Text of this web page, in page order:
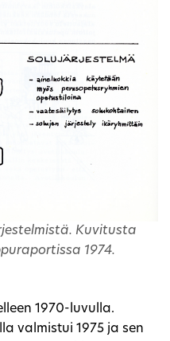
Kuvitusta
1974.
1970-luvulla.
valmistui 1975 ja sen